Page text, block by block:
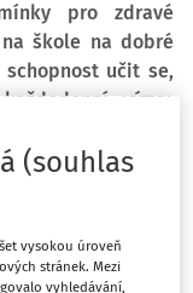
pro zdravé
škole na dobré
učit se,
výzvy.
má zásadní
zdraví, ale také
a schopnost
žáků, studentů,
Jak tedy ve
(souhlas
vysokou úroveň
stránek. Mezi
vyhledávání,